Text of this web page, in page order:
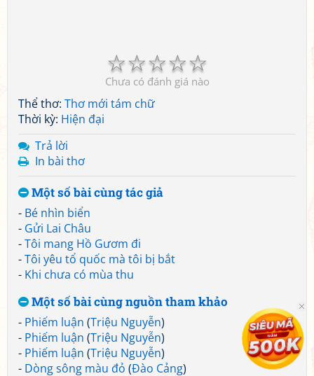
☆
☆
☆
☆
☆
Chưa có đánh giá nào
Thể thơ: Thơ mới tám chữ
Thời kỳ: Hiện đại
Trả lời
In bài thơ
Một số bài cùng tác giả
- Bé nhìn biển
- Gửi Lai Châu
-Tôi mang Hồ Gươm đi
-Tôi yêu tổ quốc mà tôi bị bắt
- Khi chưa có mùa thu
Một số bài cùng nguồn tham khảo
- Phiếm luận (Triệu Nguyễn)
- Phiếm luận (Triệu Nguyễn)
- Phiếm luận (Triệu Nguyễn)
- Dòng sông màu đỏ (Đào Cảng)